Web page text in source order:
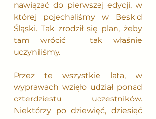
nawiązać do pierwszej edycji, w
której pojechaliśmy w Beskid
Śląski. Tak zrodził się plan, żeby
tam wrócić i tak właśnie
uczyniliśmy.
Przez te wszystkie lata, w
wyprawach wzięło udział ponad
czterdziestu uczestników.
Niektórzy po dziewięć, dziesięć